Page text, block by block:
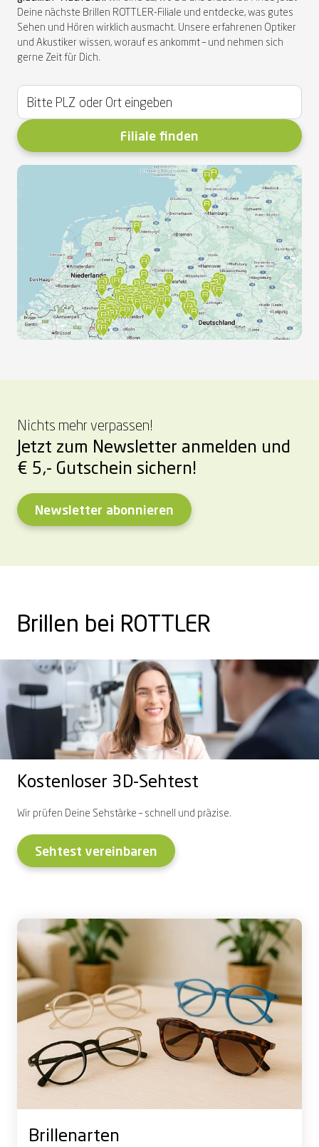
Deine nächste Brillen ROTTLER-Filiale und entdecke, was gutes
Sehen und Hören wirklich ausmacht. Unsere erfahrenen Optiker
und Akustiker wissen, worauf es ankommt – und nehmen sich
gerne Zeit für
Dich.
Filiale finden
Nichts mehr verpassen!
Jetzt zum Newsletter anmelden und
€ 5,- Gutschein sichern!
Newsletter abonnieren
Brillen bei ROTTLER
Kostenloser 3D-Sehtest
Wir prüfen Deine Sehstärke – schnell und präzise.
Sehtest vereinbaren
Brillenarten